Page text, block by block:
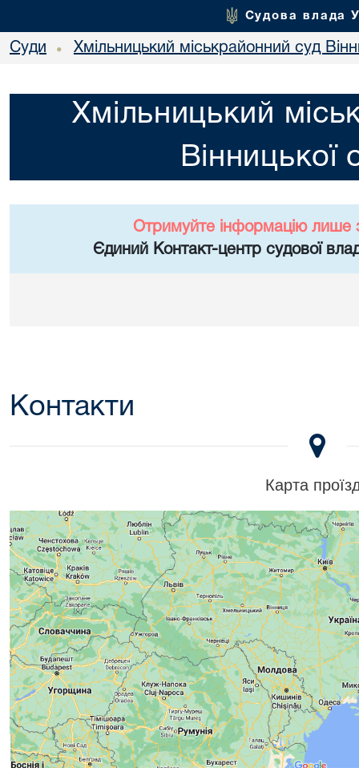
Судова влада
Суди • Хмільницький міськрайонний суд
Хмільницький
Вінницької
Отримуйте інформацію лише
Єдиний Контакт-центр судової
Контакти
Карта